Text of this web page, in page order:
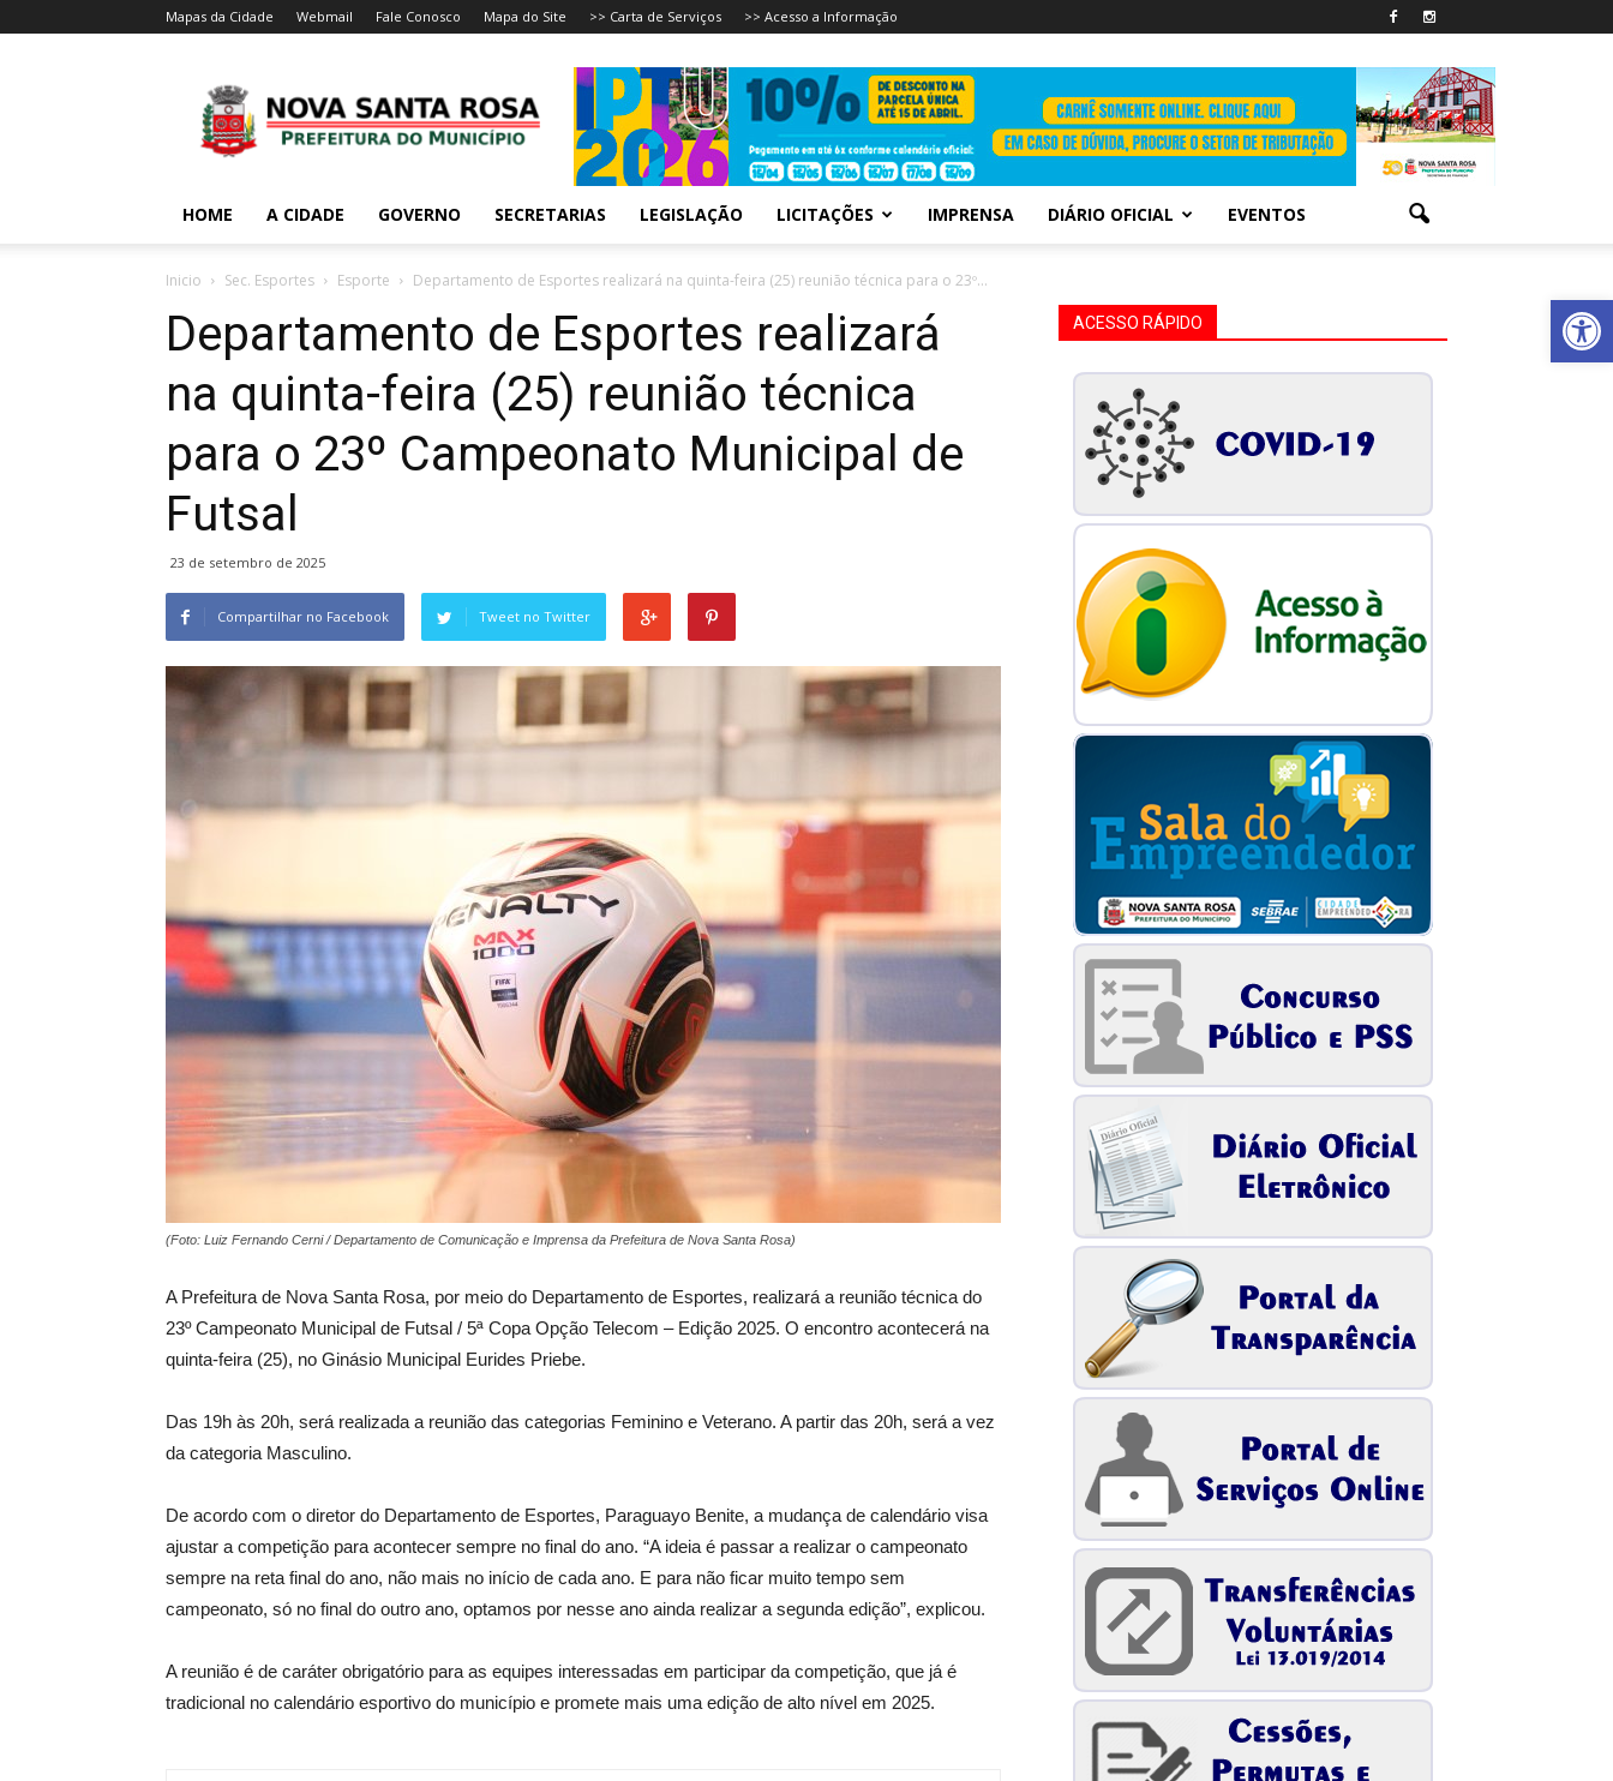
Abrir
Mapas da Cidade Webmail Fale Conosco Mapa do Site >> Carta de Serviços >> Acesso a Informação
HOME A CIDADE GOVERNO SECRETARIAS LEGISLAÇÃO LICITAÇÕES IMPRENSA DIÁRIO OFICIAL EVENTOS
Inicio Sec. Esportes Esporte Departamento de Esportes realizará na quinta-feira (25) reunião técnica para o 23º...
Departamento de Esportes realizará
na quinta-feira (25) reunião técnica
para o 23º Campeonato Municipal de
Futsal
23 de setembro de 2025
Compartilhar no Facebook Tweet no Twitter
(Foto: Luiz Fernando Cerni / Departamento de Comunicação e Imprensa da Prefeitura de Nova Santa Rosa)
A Prefeitura de Nova Santa Rosa, por meio do Departamento de Esportes, realizará a reunião técnica do
23º Campeonato Municipal de Futsal / 5ª Copa Opção Telecom – Edição 2025. O encontro acontecerá na
quinta-feira (25), no Ginásio Municipal Eurides Priebe.
Das 19h às 20h, será realizada a reunião das categorias Feminino e Veterano. A partir das 20h, será a vez
da categoria Masculino.
De acordo com o diretor do Departamento de Esportes, Paraguayo Benite, a mudança de calendário visa
ajustar a competição para acontecer sempre no final do ano. “A ideia é passar a realizar o campeonato
sempre na reta final do ano, não mais no início de cada ano. E para não ficar muito tempo sem
campeonato, só no final do outro ano, optamos por nesse ano ainda realizar a segunda edição”, explicou.
A reunião é de caráter obrigatório para as equipes interessadas em participar da competição, que já é
tradicional no calendário esportivo do município e promete mais uma edição de alto nível em 2025.
ACESSO RÁPIDO